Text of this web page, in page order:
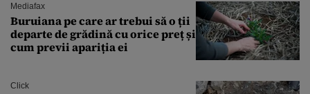
Mediafax
Buruiana pe care ar trebui să o ții
departe de grădină cu orice preț și
cum previi apariția ei
Click